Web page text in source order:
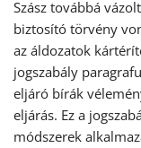
Szász továbbá
biztosító törvény
az áldozatok
jogszabály
eljáró bírák
eljárás. Ez a
módszerek